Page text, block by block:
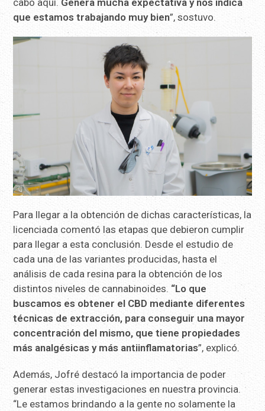
cabo aquí. Genera mucha expectativa y nos indica
que estamos trabajando muy bien”, sostuvo.
Para llegar a la obtención de dichas características, la
licenciada comentó las etapas que debieron cumplir
para llegar a esta conclusión. Desde el estudio de
cada una de las variantes producidas, hasta el
análisis de cada resina para la obtención de los
distintos niveles de cannabinoides. “Lo que
buscamos es obtener el CBD mediante diferentes
técnicas de extracción, para conseguir una mayor
concentración del mismo, que tiene propiedades
más analgésicas y más antiinflamatorias”, explicó.
Además, Jofré destacó la importancia de poder
generar estas investigaciones en nuestra provincia.
“Le estamos brindando a la gente no solamente la